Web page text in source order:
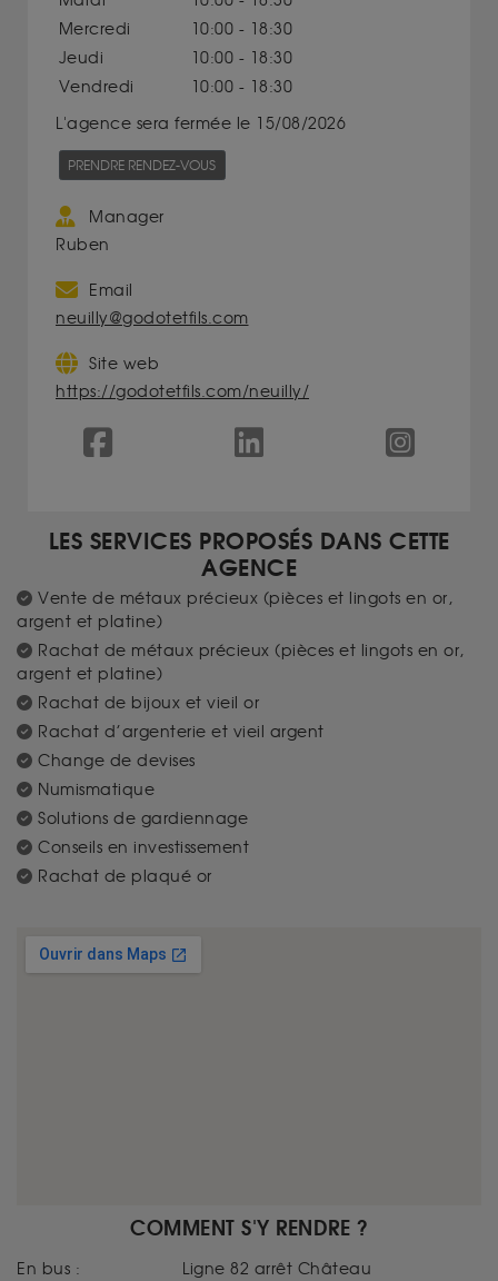
Mercredi
10:00 - 18:30
Jeudi
10:00 - 18:30
Vendredi
10:00 - 18:30
L'agence sera fermée le 15/08/2026
PRENDRE RENDEZ-VOUS
Manager
Ruben
Email
neuilly@godotetfils.com
Site web
https://godotetfils.com/neuilly/
LES SERVICES PROPOSÉS DANS CETTE
AGENCE
Vente de métaux précieux (pièces et lingots en or,
argent et platine)
Rachat de métaux précieux (pièces et lingots en or,
argent et platine)
Rachat de bijoux et vieil or
Rachat d’argenterie et vieil argent
Change de devises
Numismatique
Solutions de gardiennage
Conseils en investissement
Rachat de plaqué or
COMMENT S'Y RENDRE ?
En bus :
Ligne 82 arrêt Château